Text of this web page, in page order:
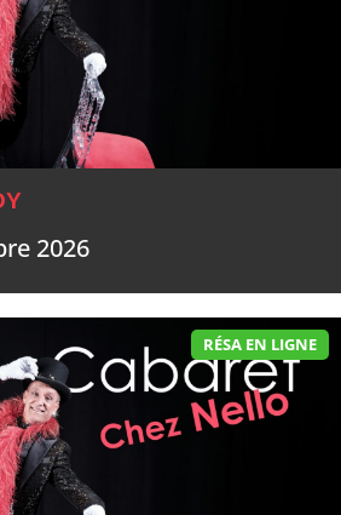
2026
RÉSA EN LIGNE